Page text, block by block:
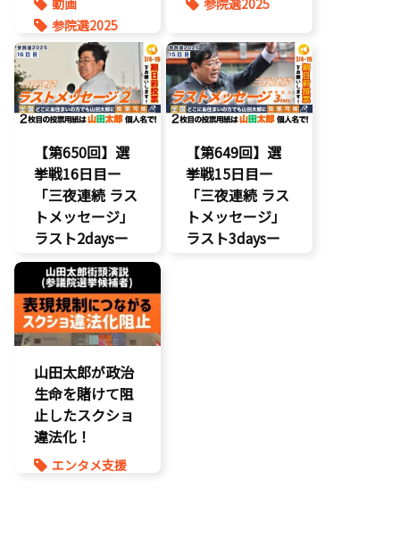
参院選2025
【第650回】選
挙戦16日目ー
「三夜連続 ラス
トメッセージ」
ラスト2daysー
動画
参院選2025
【第649回】選
挙戦15日目ー
「三夜連続 ラス
トメッセージ」
ラスト3daysー
山田太郎が政治
生命を賭けて阻
止したスクショ
違法化！
エンタメ支援